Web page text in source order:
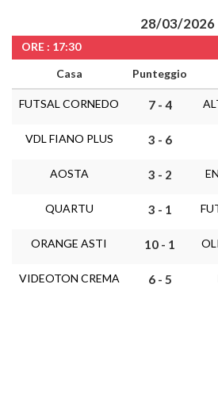
28/03/2026
ORE : 17:30
Casa
Punteggio
FUTSAL CORNEDO 7 - 4
VDL FIANO PLUS 3 - 6
AOSTA 3 - 2
QUARTU 3 - 1
ORANGE ASTI 10 - 1
VIDEOTON CREMA 6 - 5